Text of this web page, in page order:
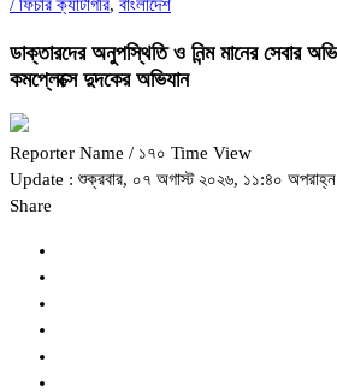
/ ফিচার ক্যাটাগরি, বাংলাদেশ
ডাক্তারদের অনুপস্থিতি ও নিন্ম মানের সেবার
কমপ্লেক্সে দুদকের অভিযান
Reporter Name / ১৭০ Time View
Update : শুক্রবার, ০৭ অগাস্ট ২০২৬, ১১:৪০ অপরাহ্ন
Share